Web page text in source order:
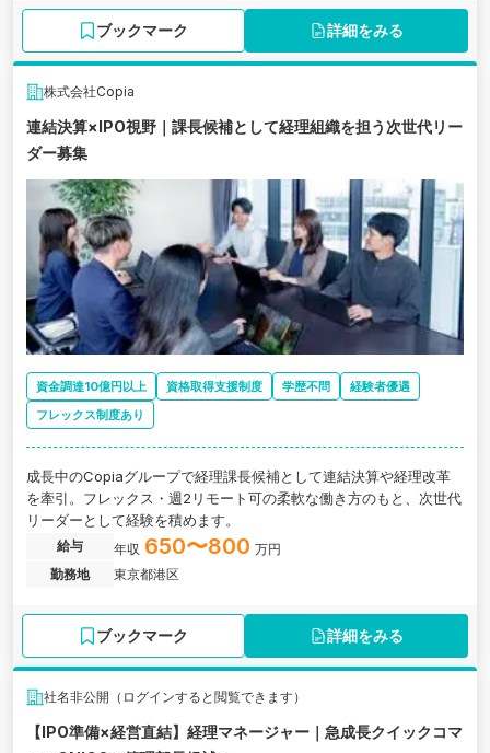
ブックマーク 詳細をみる
株式会社Copia
連結決算×IPO視野｜課長候補として経理組織を担う次世代リー
ダー募集
資金調達10億円以上 資格取得支援制度 学歴不問
経験者優遇
フレックス制度あり
成長中のCopiaグループで経理課長候補として連結決算や経理改革
を牽引。フレックス・週2リモート可の柔軟な働き方のもと、次世代
リーダーとして経験を積めます。
給与 年収 650〜800 万円
勤務地
東京都港区
ブックマーク 詳細をみる
社名非公開（ログインすると閲覧できます）
【IPO準備×経営直結】経理マネージャー｜急成長クイックコマ